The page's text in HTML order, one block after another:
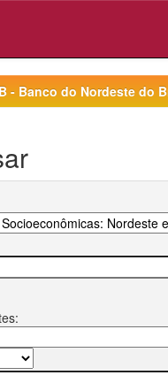
- Banco do Nordeste do